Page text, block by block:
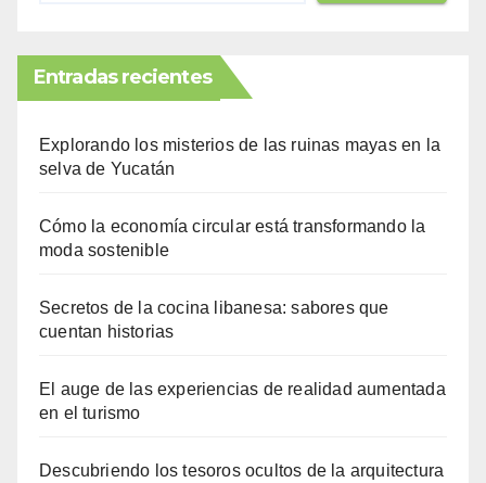
Entradas recientes
Explorando los misterios de las ruinas mayas en la
selva de Yucatán
Cómo la economía circular está transformando la
moda sostenible
Secretos de la cocina libanesa: sabores que
cuentan historias
El auge de las experiencias de realidad aumentada
en el turismo
Descubriendo los tesoros ocultos de la arquitectura